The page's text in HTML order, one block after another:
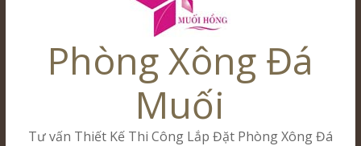
Spa Jjim Jil Bang Kết Hợp Onsen – Kinh Doanh Chuẩn Sao –
Tăng Doanh Số Kinh Doanh Lắp Đặt Onsen & Jjim Jil Bang –
Muối Hồng Group
Phòng Xông Đá
Muối
Tư vấn Thiết Kế Thi Công Lắp Đặt Phòng Xông Đá